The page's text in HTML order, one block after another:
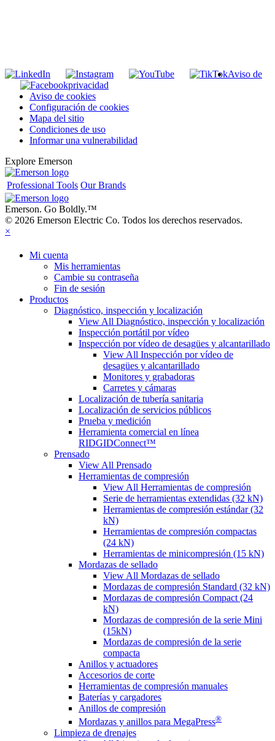
Aviso de
privacidad
Aviso de cookies
Configuración de cookies
Mapa del sitio
Condiciones de uso
Informar una vulnerabilidad
Explore Emerson
Professional Tools Our Brands
Emerson. Go Boldly.™
© 2026 Emerson Electric Co. Todos los derechos reservados.
×
Mi cuenta
Mis herramientas
Cambie su contraseña
Fin de sesión
Productos
Diagnóstico, inspección y localización
View All Diagnóstico, inspección y localización
Inspección portátil por vídeo
Inspección por vídeo de desagües y alcantarillado
View All Inspección por vídeo de
desagües y alcantarillado
Monitores y grabadoras
Carretes y cámaras
Localización de tubería sanitaria
Localización de servicios públicos
Prueba y medición
Herramienta comercial en línea
RIDGIDConnect™
Prensado
View All Prensado
Herramientas de compresión
View All Herramientas de compresión
Serie de herramientas extendidas (32 kN)
Herramientas de compresión estándar (32
kN)
Herramientas de compresión compactas
(24 kN)
Herramientas de minicompresión (15 kN)
Mordazas de sellado
View All Mordazas de sellado
Mordazas de compresión Standard (32 kN)
Mordazas de compresión Compact (24
kN)
Mordazas de compresión de la serie Mini
(15kN)
Mordazas de compresión de la serie
compacta
Anillos y actuadores
Accesorios de corte
Herramientas de compresión manuales
Baterías y cargadores
Anillos de compresión
Mordazas y anillos para MegaPress®
Limpieza de drenajes